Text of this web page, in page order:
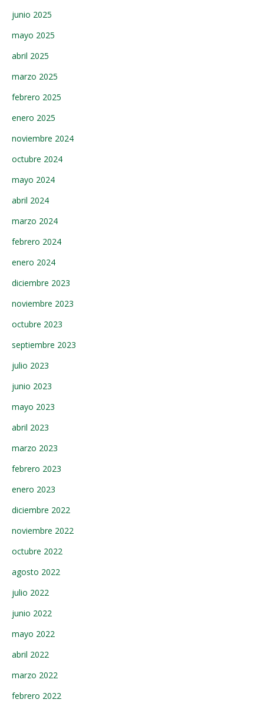
junio 2025
mayo 2025
abril 2025
marzo 2025
febrero 2025
enero 2025
noviembre 2024
octubre 2024
mayo 2024
abril 2024
marzo 2024
febrero 2024
enero 2024
diciembre 2023
noviembre 2023
octubre 2023
septiembre 2023
julio 2023
junio 2023
mayo 2023
abril 2023
marzo 2023
febrero 2023
enero 2023
diciembre 2022
noviembre 2022
octubre 2022
agosto 2022
julio 2022
junio 2022
mayo 2022
abril 2022
marzo 2022
febrero 2022